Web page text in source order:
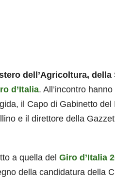
dell’Agricoltura,
d’Italia. All’incontro
il Capo di Gabinetto
e il direttore della
a quella del Giro d’Italia
della candidatura della